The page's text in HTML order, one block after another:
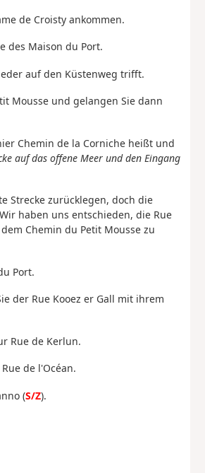
de Croisty ankommen.
des Maison du Port.
auf den Küstenweg trifft.
Mousse und gelangen Sie dann
Chemin de la Corniche heißt und
auf das offene Meer und den Eingang
Strecke zurücklegen, doch die
haben uns entschieden, die Rue
Chemin du Petit Mousse zu
Port.
der Rue Kooez er Gall mit ihrem
Rue de Kerlun.
de l'Océan.
(S/Z).